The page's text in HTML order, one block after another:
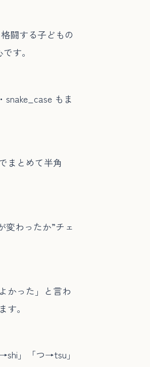
闘する子どもの
す。
もま
まとめて半角
変わったか”チェ
かった」と言わ
。
」「つ→tsu」